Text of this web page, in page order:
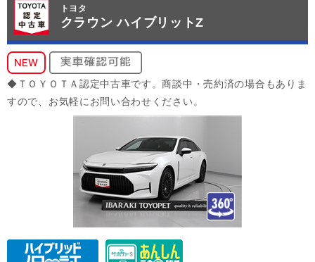
トヨタ
クラウン ハイブリットZ
◆ＴＯＹＯＴＡ認定中古車です。商談中・売約済の場合もありま
すので、お気軽にお問い合わせください。